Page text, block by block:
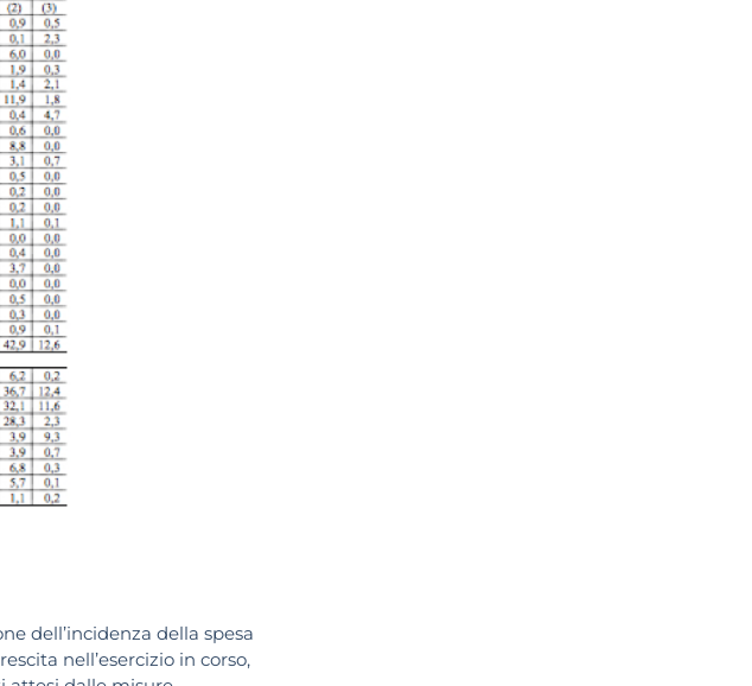
dell’incidenza della spesa
nell’esercizio in corso,